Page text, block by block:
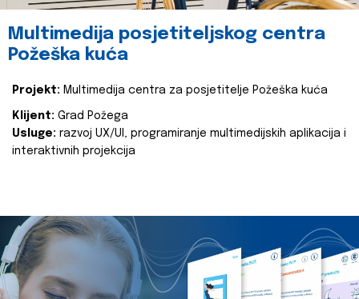
Multimedija posjetiteljskog centra
Požeška kuća
Projekt: Multimedija centra za posjetitelje Požeška kuća
Klijent: Grad Požega
Usluge: razvoj UX/UI, programiranje multimedijskih aplikacija i
interaktivnih projekcija